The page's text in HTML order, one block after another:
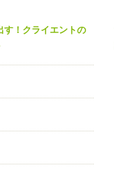
す！クライエントの